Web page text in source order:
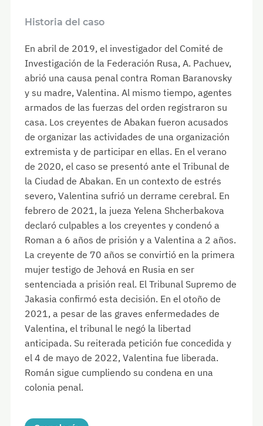
Historia del caso
En abril de 2019, el investigador del Comité de
Investigación de la Federación Rusa, A. Pachuev,
abrió una causa penal contra Roman Baranovsky
y su madre, Valentina. Al mismo tiempo, agentes
armados de las fuerzas del orden registraron su
casa. Los creyentes de Abakan fueron acusados
de organizar las actividades de una organización
extremista y de participar en ellas. En el verano
de 2020, el caso se presentó ante el Tribunal de
la Ciudad de Abakan. En un contexto de estrés
severo, Valentina sufrió un derrame cerebral. En
febrero de 2021, la jueza Yelena Shcherbakova
declaró culpables a los creyentes y condenó a
Roman a 6 años de prisión y a Valentina a 2 años.
La creyente de 70 años se convirtió en la primera
mujer testigo de Jehová en Rusia en ser
sentenciada a prisión real. El Tribunal Supremo de
Jakasia confirmó esta decisión. En el otoño de
2021, a pesar de las graves enfermedades de
Valentina, el tribunal le negó la libertad
anticipada. Su reiterada petición fue concedida y
el 4 de mayo de 2022, Valentina fue liberada.
Román sigue cumpliendo su condena en una
colonia penal.